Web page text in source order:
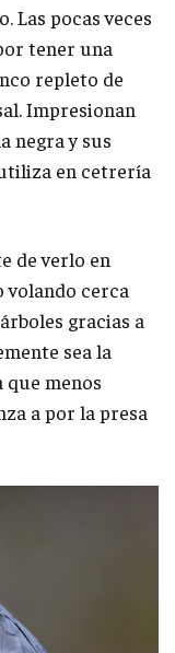
Las pocas veces
tener una
repleto de
Impresionan
negra y sus
en cetrería
de verlo en
volando cerca
gracias a
sea la
que menos
a por la presa